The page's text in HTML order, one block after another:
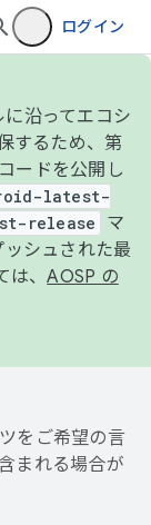
ログイン
沿ってエコシ
するため、第
ードを公開し
latest-
release
マ
シュされた最
は、AOSP の
をご希望の言
まれる場合が